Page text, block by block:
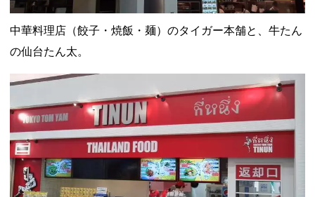
中華料理店（餃子・焼飯・麺）のタイガー本舗と、牛たん
の仙台たん太。